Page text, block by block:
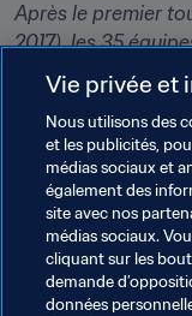
Après le premier
2017), les 35
groupes de 5. Les
qualifiés
meilleurs
déroulent avec
ces barrages est
européenne
Thèmes en
Vie privée et
Nous utilisons des
et les publicités,
médias sociaux et
également des
site avec nos
médias sociaux.
cliquant sur les
demande
données